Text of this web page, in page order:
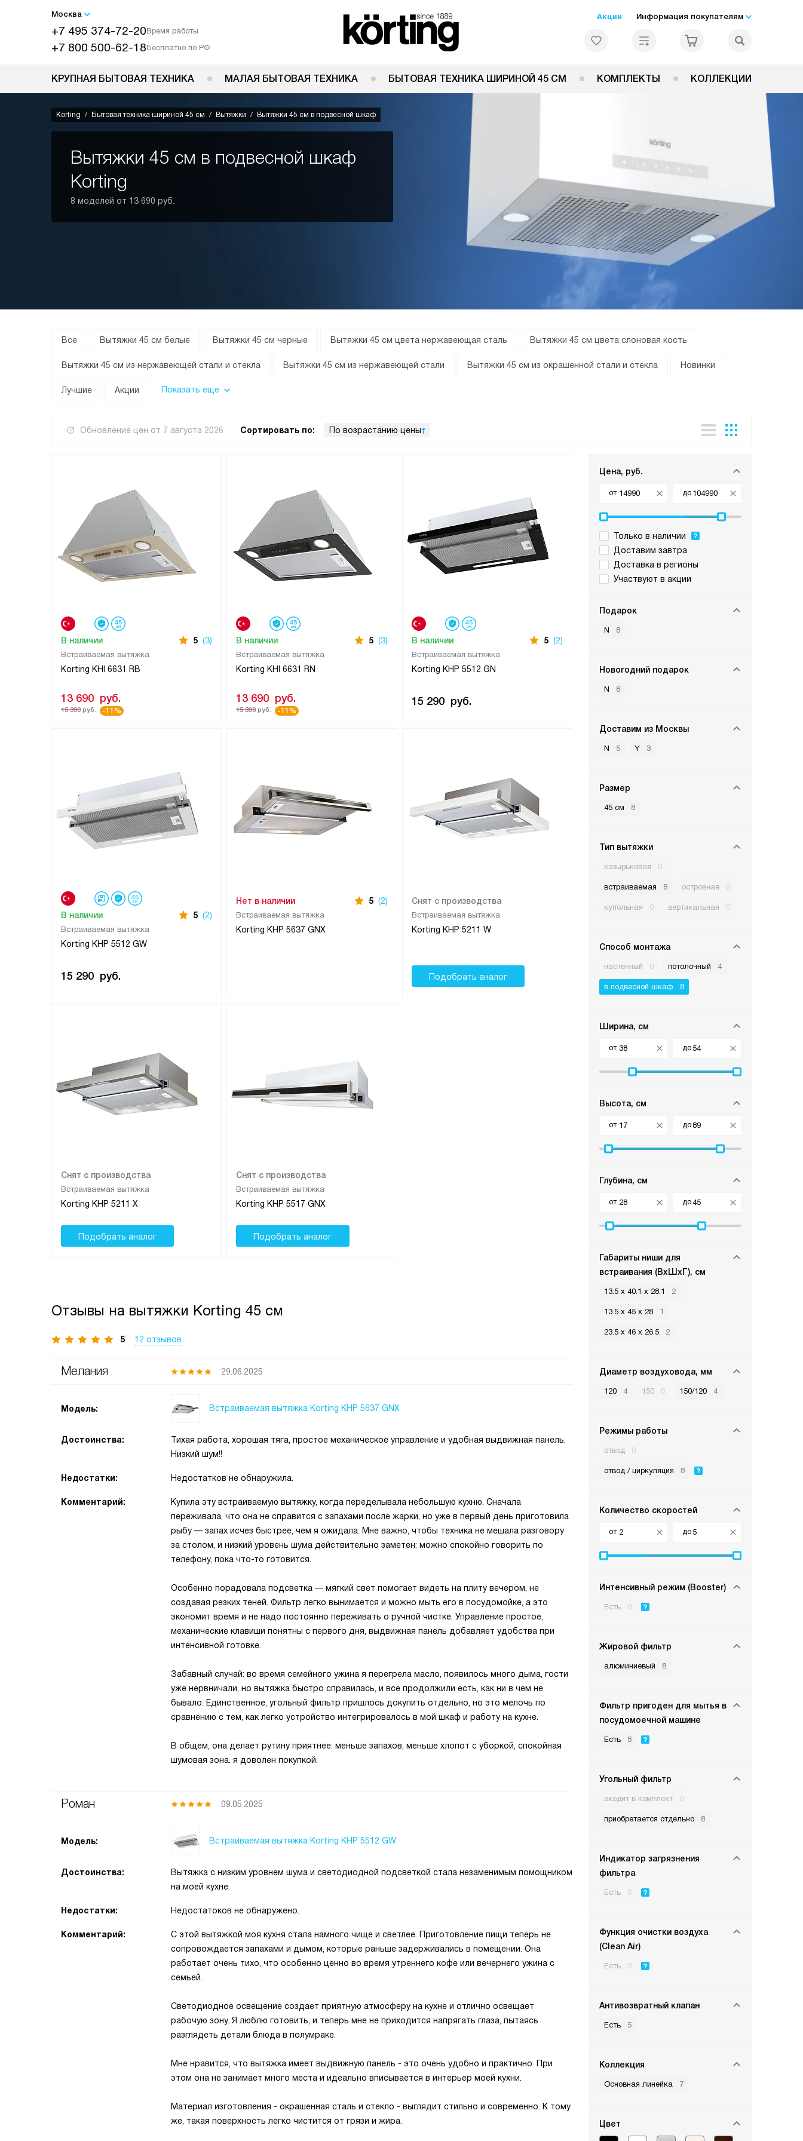
Москва
+7 495 374-72-20Время работы
+7 800 500-62-18Бесплатно по РФ
Акции Информация покупателям
КРУПНАЯ БЫТОВАЯ ТЕХНИКА МАЛАЯ БЫТОВАЯ ТЕХНИКА БЫТОВАЯ ТЕХНИКА ШИРИНОЙ 45 СМ КОМПЛЕКТЫ КОЛЛЕКЦИИ
Korting Бытовая техника шириной 45 см Вытяжки Вытяжки 45 см в подвесной шкаф
Вытяжки 45 см в подвесной шкаф
Korting
8 моделей от 13 690 руб.
Все Вытяжки 45 см белые Вытяжки 45 см черные Вытяжки 45 см цвета нержавеющая сталь Вытяжки 45 см цвета слоновая кость
Вытяжки 45 см из нержавеющей стали и стекла Вытяжки 45 см из нержавеющей стали Вытяжки 45 см из окрашенной стали и стекла Новинки
Лучшие Акции Показать еще
Обновление цен от 7 августа 2026 Сортировать по: По возрастанию цены
Цена, руб.
от до
Только в наличии
Доставим завтра
Доставка в регионы
Участвуют в акции
Подарок
N 8
Новогодний подарок
N 8
Доставим из Москвы
N 5 Y 3
Размер
45 см 8
Тип вытяжки
козырьковая 0
встраиваемая 8 островная 0
купольная 0 вертикальная 0
Способ монтажа
настенный 0 потолочный 4
в подвесной шкаф 8
Ширина, см
от до
Высота, см
от до
Глубина, см
от до
Габариты ниши для
встраивания (ВхШхГ), см
13.5 х 40.1 х 28.1 2
13.5 х 45 х 28 1
23.5 х 46 х 26.5 2
Диаметр воздуховода, мм
120 4 150 0 150/120 4
Режимы работы
отвод 0
отвод / циркуляция 8
Количество скоростей
от до
Интенсивный режим (Booster)
Есть 0
Жировой фильтр
алюминиевый 8
Фильтр пригоден для мытья в
посудомоечной машине
Есть 8
Угольный фильтр
входит в комплект 0
приобретается отдельно 8
Индикатор загрязнения
фильтра
Есть 0
Функция очистки воздуха
(Clean Air)
Есть 0
Антивозвратный клапан
Есть 5
Коллекция
Основная линейка 7
Цвет
Встраиваемая вытяжка
Korting KHI 6631 RB
В наличии 5 (3)
13 690 руб.
15 390 руб. -11%
Встраиваемая вытяжка
Korting KHI 6631 RN
В наличии 5 (3)
13 690 руб.
15 390 руб. -11%
Встраиваемая вытяжка
Korting KHP 5512 GN
В наличии 5 (2)
15 290 руб.
Встраиваемая вытяжка
Korting KHP 5512 GW
В наличии 5 (2)
15 290 руб.
Встраиваемая вытяжка
Korting KHP 5637 GNX
Нет в наличии 5 (2)
Встраиваемая вытяжка
Korting KHP 5211 W
Снят с производства
Подобрать аналог
Встраиваемая вытяжка
Korting KHP 5211 X
Снят с производства
Подобрать аналог
Встраиваемая вытяжка
Korting KHP 5517 GNX
Снят с производства
Подобрать аналог
Отзывы на вытяжки Korting 45 см
5 12 отзывов
Мелания 29.06.2025
Модель: Встраиваемая вытяжка Korting KHP 5637 GNX
Достоинства:
Тихая работа, хорошая тяга, простое механическое управление и удобная выдвижная панель.
Низкий шум!!
Недостатки: Недостатков не обнаружила.
Комментарий:
Купила эту встраиваемую вытяжку, когда переделывала небольшую кухню. Сначала
переживала, что она не справится с запахами после жарки, но уже в первый день приготовила
рыбу — запах исчез быстрее, чем я ожидала. Мне важно, чтобы техника не мешала разговору
за столом, и низкий уровень шума действительно заметен: можно спокойно говорить по
телефону, пока что-то готовится.
Особенно порадовала подсветка — мягкий свет помогает видеть на плиту вечером, не
создавая резких теней. Фильтр легко вынимается и можно мыть его в посудомойке, а это
экономит время и не надо постоянно переживать о ручной чистке. Управление простое,
механические клавиши понятны с первого дня, выдвижная панель добавляет удобства при
интенсивной готовке.
Забавный случай: во время семейного ужина я перегрела масло, появилось много дыма, гости
уже нервничали, но вытяжка быстро справилась, и все продолжили есть, как ни в чем не
бывало. Единственное, угольный фильтр пришлось докупить отдельно, но это мелочь по
сравнению с тем, как легко устройство интегрировалось в мой шкаф и работу на кухне.
В общем, она делает рутину приятнее: меньше запахов, меньше хлопот с уборкой, спокойная
шумовая зона. я доволен покупкой.
Роман 09.05.2025
Модель: Встраиваемая вытяжка Korting KHP 5512 GW
Достоинства:
Вытяжка с низким уровнем шума и светодиодной подсветкой стала незаменимым помощником
на моей кухне.
Недостатки: Недостатоков не обнаружено.
Комментарий:
С этой вытяжкой моя кухня стала намного чище и светлее. Приготовление пищи теперь не
сопровождается запахами и дымом, которые раньше задерживались в помещении. Она
работает очень тихо, что особенно ценно во время утреннего кофе или вечернего ужина с
семьей.
Светодиодное освещение создает приятную атмосферу на кухне и отлично освещает
рабочую зону. Я люблю готовить, и теперь мне не приходится напрягать глаза, пытаясь
разглядеть детали блюда в полумраке.
Мне нравится, что вытяжка имеет выдвижную панель - это очень удобно и практично. При
этом она не занимает много места и идеально вписывается в интерьер моей кухни.
Материал изготовления - окрашенная сталь и стекло - выглядит стильно и современно. К тому
же, такая поверхность легко чистится от грязи и жира.